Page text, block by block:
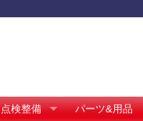
点検整備
パーツ&用品